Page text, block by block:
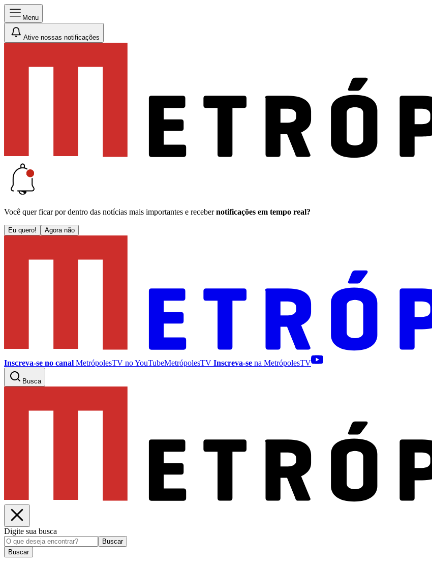
Menu
Ative nossas notificações
Você quer ficar por dentro das notícias mais importantes e receber notificações em tempo real?
Eu quero! Agora não
Inscreva-se no canal MetrópolesTV noYouTubeMetrópolesTV Inscreva-se na MetrópolesTV
Busca
Digite sua busca
Buscar
Buscar